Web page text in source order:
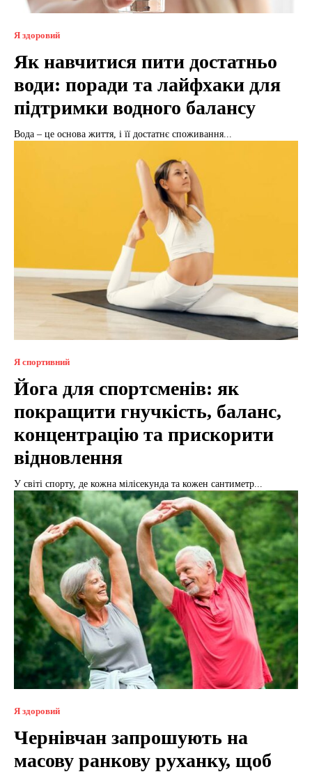
Я здоровий
Як навчитися пити достатньо
води: поради та лайфхаки для
підтримки водного балансу
Вода – це основа життя, і її достатнє споживання...
Я спортивний
Йога для спортсменів: як
покращити гнучкість, баланс,
концентрацію та прискорити
відновлення
У світі спорту, де кожна мілісекунда та кожен сантиметр...
Я здоровий
Чернівчан запрошують на
масову ранкову руханку, щоб